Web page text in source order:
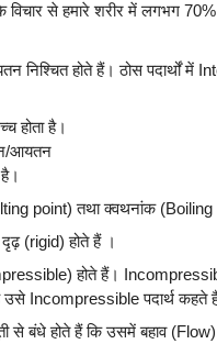
से हमारे शरीर में लगभग
निश्चित होते हैं। ठोस पदार्थों
होता है।
आयतन
है।
point) तथा क्वथनांक
दृढ़ (rigid) होते हैं ।
होते हैं।
उसे Incompressible पदार्थ कहते
बंधे होते हैं कि उसमें बहाव (Flow)